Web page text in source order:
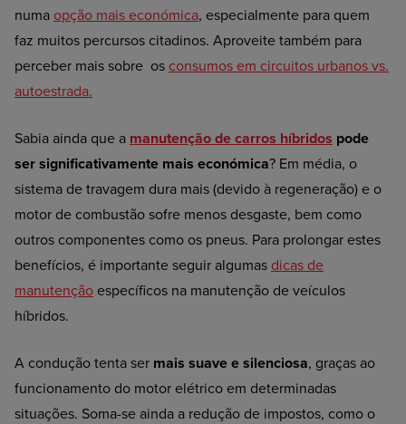
numa opção mais económica, especialmente para quem
faz muitos percursos citadinos. Aproveite também para
perceber mais sobre os consumos em circuitos urbanos vs.
autoestrada.
Sabia ainda que a manutenção de carros híbridos pode
ser significativamente mais económica? Em média, o
sistema de travagem dura mais (devido à regeneração) e o
motor de combustão sofre menos desgaste, bem como
outros componentes como os pneus. Para prolongar estes
benefícios, é importante seguir algumas dicas de
manutenção específicos na manutenção de veículos
híbridos.
A condução tenta ser mais suave e silenciosa, graças ao
funcionamento do motor elétrico em determinadas
situações. Soma-se ainda a redução de impostos, como o